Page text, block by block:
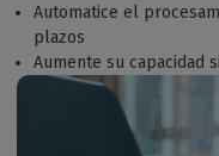
Automatice el
plazos
Aumente su capacidad